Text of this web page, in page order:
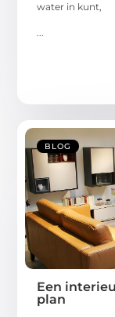
water in kunt,
BLOG
Een
plan